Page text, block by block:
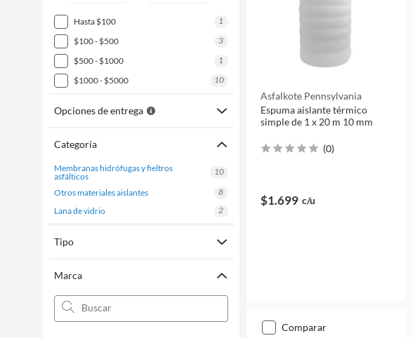
hasta $100
1
$100 - $500
3
$500 - $1000
1
$1000 - $5000
10
Opciones de entrega
Categoría
membranas hidrófugas y fieltros
asfálticos
10
otros materiales aislantes
8
lana de vidrio
2
Tipo
Marca
Asfalkote Pennsylvania
Espuma aislante térmico
simple de 1 x 20 m 10 mm
(0)
$1.699 c/u
comparar